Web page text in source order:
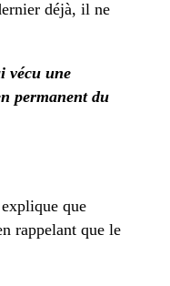
déjà, il ne
vécu une
permanent du
que
rappelant que le